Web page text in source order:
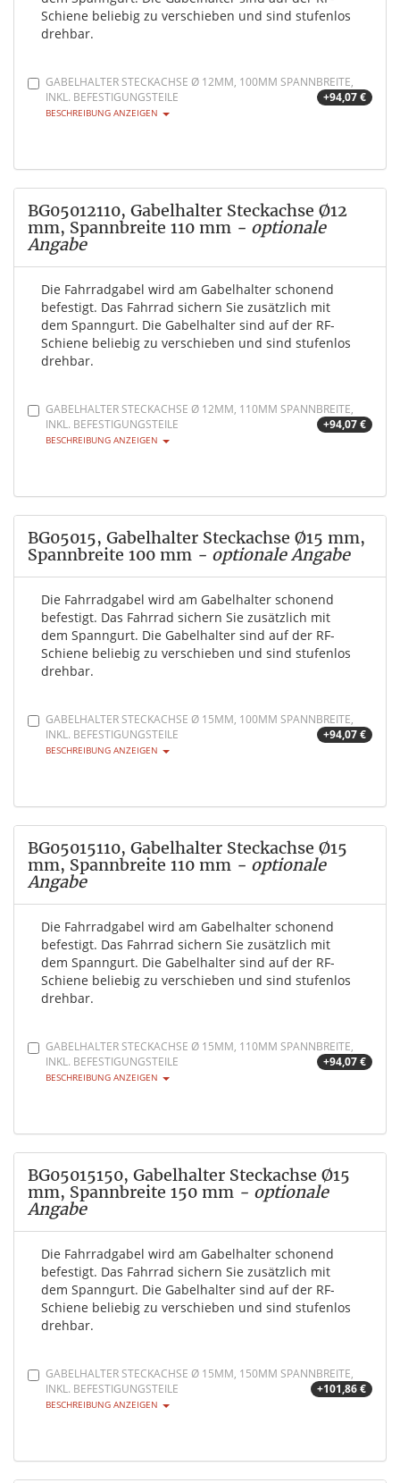
Schiene beliebig zu verschieben und sind stufenlos
drehbar.
GABELHALTER STECKACHSE Ø 12MM, 100MM SPANNBREITE,
INKL. BEFESTIGUNGSTEILE
+94,07 €
BESCHREIBUNG ANZEIGEN
BG05012110, Gabelhalter Steckachse Ø12
mm, Spannbreite 110 mm - optionale
Angabe
Die Fahrradgabel wird am Gabelhalter schonend
befestigt. Das Fahrrad sichern Sie zusätzlich mit
dem Spanngurt. Die Gabelhalter sind auf der RF-
Schiene beliebig zu verschieben und sind stufenlos
drehbar.
GABELHALTER STECKACHSE Ø 12MM, 110MM SPANNBREITE,
INKL. BEFESTIGUNGSTEILE
+94,07 €
BESCHREIBUNG ANZEIGEN
BG05015, Gabelhalter Steckachse Ø15 mm,
Spannbreite 100 mm - optionale Angabe
Die Fahrradgabel wird am Gabelhalter schonend
befestigt. Das Fahrrad sichern Sie zusätzlich mit
dem Spanngurt. Die Gabelhalter sind auf der RF-
Schiene beliebig zu verschieben und sind stufenlos
drehbar.
GABELHALTER STECKACHSE Ø 15MM, 100MM SPANNBREITE,
INKL. BEFESTIGUNGSTEILE
+94,07 €
BESCHREIBUNG ANZEIGEN
BG05015110, Gabelhalter Steckachse Ø15
mm, Spannbreite 110 mm - optionale
Angabe
Die Fahrradgabel wird am Gabelhalter schonend
befestigt. Das Fahrrad sichern Sie zusätzlich mit
dem Spanngurt. Die Gabelhalter sind auf der RF-
Schiene beliebig zu verschieben und sind stufenlos
drehbar.
GABELHALTER STECKACHSE Ø 15MM, 110MM SPANNBREITE,
INKL. BEFESTIGUNGSTEILE
+94,07 €
BESCHREIBUNG ANZEIGEN
BG05015150, Gabelhalter Steckachse Ø15
mm, Spannbreite 150 mm - optionale
Angabe
Die Fahrradgabel wird am Gabelhalter schonend
befestigt. Das Fahrrad sichern Sie zusätzlich mit
dem Spanngurt. Die Gabelhalter sind auf der RF-
Schiene beliebig zu verschieben und sind stufenlos
drehbar.
GABELHALTER STECKACHSE Ø 15MM, 150MM SPANNBREITE,
INKL. BEFESTIGUNGSTEILE
+101,86 €
BESCHREIBUNG ANZEIGEN